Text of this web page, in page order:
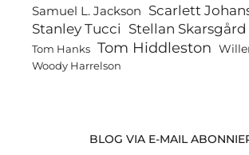
Samuel L. Jackson Scarlett
Stanley Tucci Stellan Skarsgård
Tom Hanks Tom Hiddleston
Woody Harrelson
BLOG VIA E-MAIL